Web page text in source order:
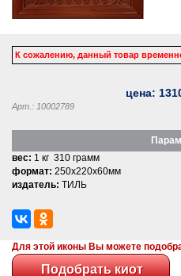
К сожалению, данный товар
цена:
Арт.: 10002789
вес: 1 кг 310 грамм
формат: 250x220x60мм
издатель: ТИЛЬ
Для этой иконы Вы можете